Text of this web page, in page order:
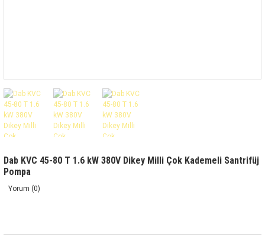
Dab KVC 45-80 T 1.6 kW 380V Dikey Milli Çok Kademeli Santrifüj
Pompa
Yorum (0)